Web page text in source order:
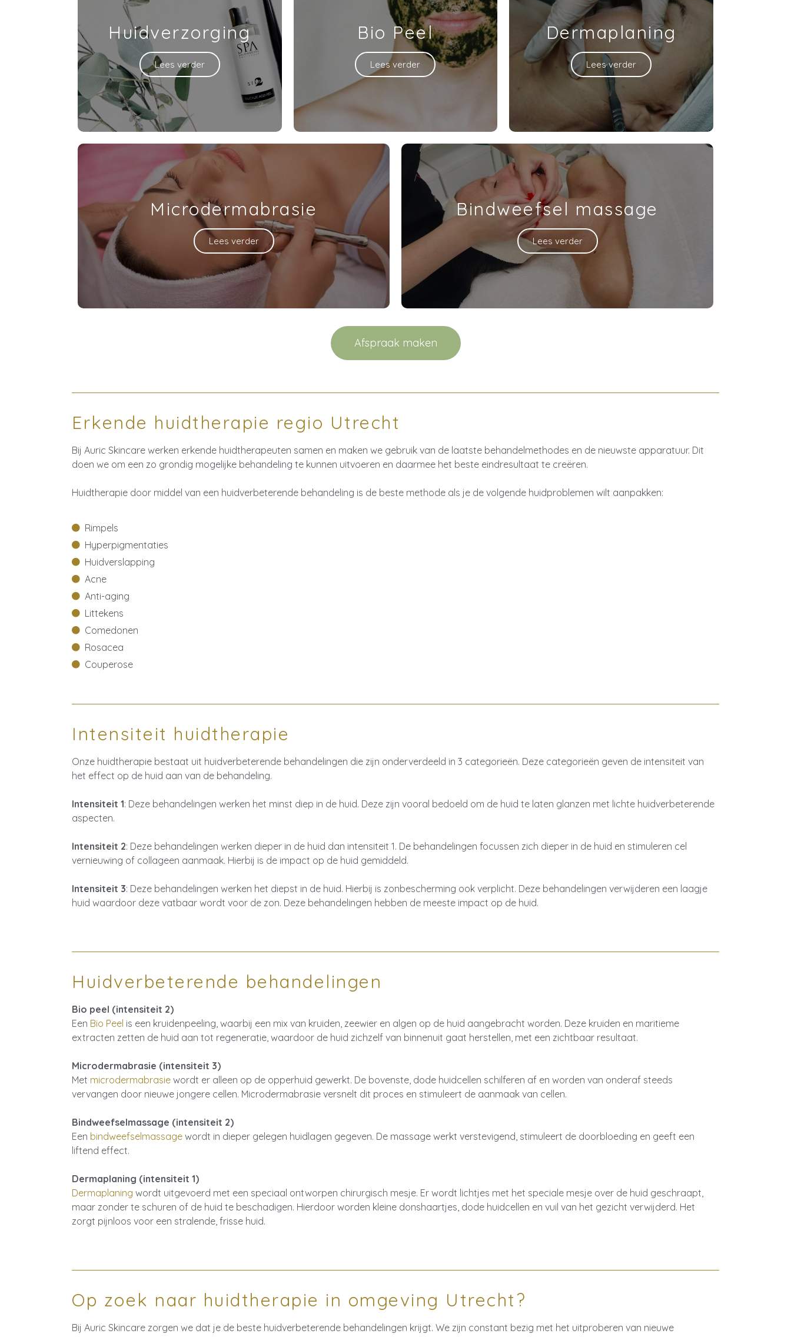
Huidverzorging
Lees verder
Bio Peel
Lees verder
Dermaplaning
Lees verder
Microdermabrasie
Lees verder
Bindweefsel massage
Lees verder
Afspraak maken
Erkende huidtherapie regio Utrecht
Bij Auric Skincare werken erkende huidtherapeuten samen en maken we gebruik van de laatste behandelmethodes en de nieuwste apparatuur. Dit
doen we om een zo grondig mogelijke behandeling te kunnen uitvoeren en daarmee het beste eindresultaat te creëren.
Huidtherapie door middel van een huidverbeterende behandeling is de beste methode als je de volgende huidproblemen wilt aanpakken:
Rimpels
Hyperpigmentaties
Huidverslapping
Acne
Anti-aging
Littekens
Comedonen
Rosacea
Couperose
Intensiteit huidtherapie
Onze huidtherapie bestaat uit huidverbeterende behandelingen die zijn onderverdeeld in 3 categorieën. Deze categorieën geven de intensiteit van
het effect op de huid aan van de behandeling.
Intensiteit 1: Deze behandelingen werken het minst diep in de huid. Deze zijn vooral bedoeld om de huid te laten glanzen met lichte huidverbeterende
aspecten.
Intensiteit 2: Deze behandelingen werken dieper in de huid dan intensiteit 1. De behandelingen focussen zich dieper in de huid en stimuleren cel
vernieuwing of collageen aanmaak. Hierbij is de impact op de huid gemiddeld.
Intensiteit 3: Deze behandelingen werken het diepst in de huid. Hierbij is zonbescherming ook verplicht. Deze behandelingen verwijderen een laagje
huid waardoor deze vatbaar wordt voor de zon. Deze behandelingen hebben de meeste impact op de huid.
Huidverbeterende behandelingen
Bio peel (intensiteit 2)
Een Bio Peel is een kruidenpeeling, waarbij een mix van kruiden, zeewier en algen op de huid aangebracht worden. Deze kruiden en maritieme
extracten zetten de huid aan tot regeneratie, waardoor de huid zichzelf van binnenuit gaat herstellen, met een zichtbaar resultaat.
Microdermabrasie (intensiteit 3)
Met microdermabrasie wordt er alleen op de opperhuid gewerkt. De bovenste, dode huidcellen schilferen af en worden van onderaf steeds
vervangen door nieuwe jongere cellen. Microdermabrasie versnelt dit proces en stimuleert de aanmaak van cellen.
Bindweefselmassage (intensiteit 2)
Een bindweefselmassage wordt in dieper gelegen huidlagen gegeven. De massage werkt verstevigend, stimuleert de doorbloeding en geeft een
liftend effect.
Dermaplaning (intensiteit 1)
Dermaplaning wordt uitgevoerd met een speciaal ontworpen chirurgisch mesje. Er wordt lichtjes met het speciale mesje over de huid geschraapt,
maar zonder te schuren of de huid te beschadigen. Hierdoor worden kleine donshaartjes, dode huidcellen en vuil van het gezicht verwijderd. Het
zorgt pijnloos voor een stralende, frisse huid.
Op zoek naar huidtherapie in omgeving Utrecht?
Bij Auric Skincare zorgen we dat je de beste huidverbeterende behandelingen krijgt. We zijn constant bezig met het uitproberen van nieuwe